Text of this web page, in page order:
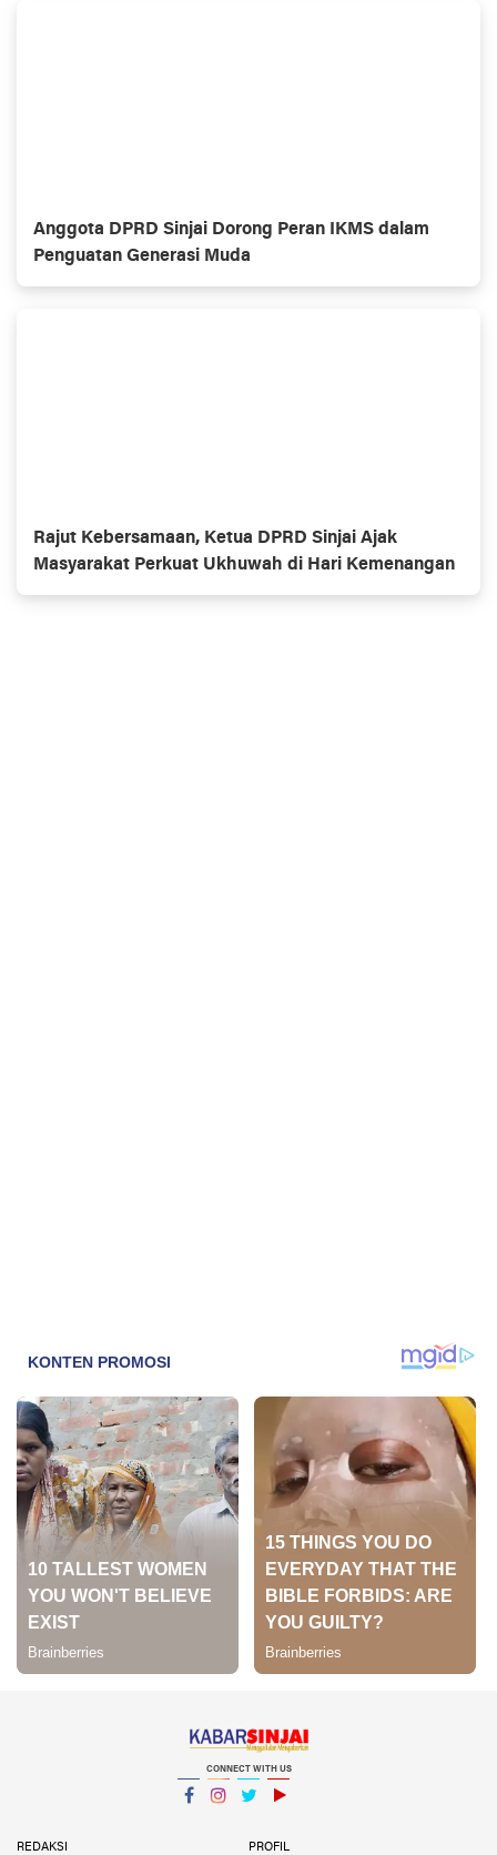
Anggota DPRD Sinjai Dorong Peran IKMS dalam
Penguatan Generasi Muda
Rajut Kebersamaan, Ketua DPRD Sinjai Ajak
Masyarakat Perkuat Ukhuwah di Hari Kemenangan
CONNECT WITH US
REDAKSI
PROFIL